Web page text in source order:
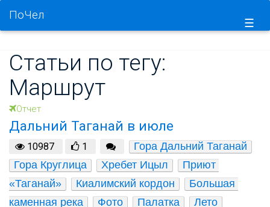
☰
ПоЧел
Статьи по тегу:
Маршрут
Отчет
Дальний Таганай в июле
10987 1
Гора Дальний Таганай
Гора Круглица
Хребет Ицыл
Приют
«Таганай»
Киалимский кордон
Большая
каменная река
Фото Палатка
Лето